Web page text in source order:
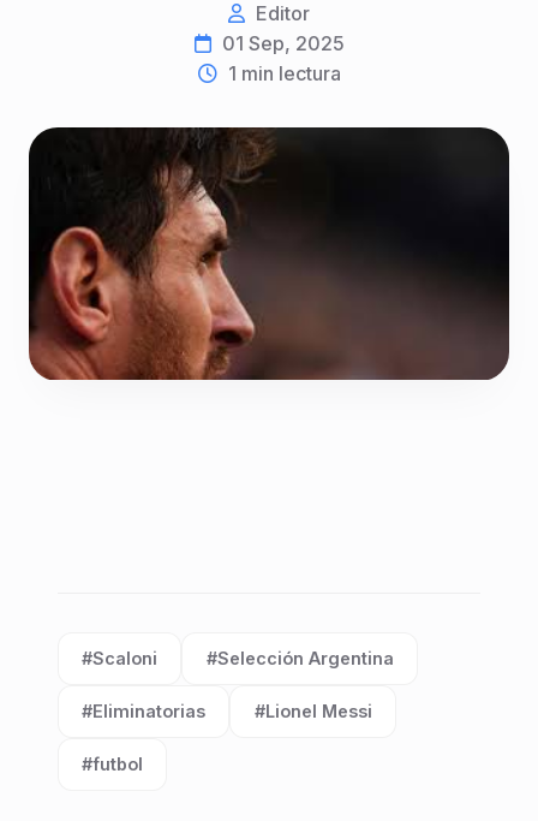
Editor
01 Sep, 2025
1 min lectura
Etiqueta:
#Scaloni
Etiqueta:
#Selección Argentina
Etiqueta:
#Eliminatorias
Etiqueta:
#Lionel Messi
Etiqueta:
#futbol